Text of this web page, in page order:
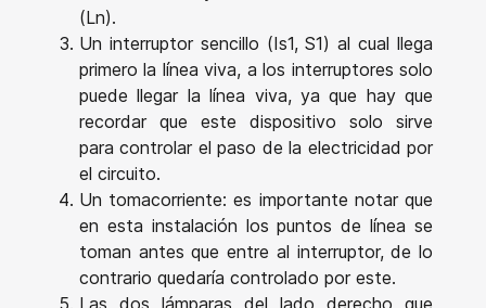
(Ln).
Un interruptor sencillo (Is1, S1) al cual llega
primero la línea viva, a los interruptores solo
puede llegar la línea viva, ya que hay que
recordar que este dispositivo solo sirve
para controlar el paso de la electricidad por
el circuito.
Un tomacorriente: es importante notar que
en esta instalación los puntos de línea se
toman antes que entre al interruptor, de lo
contrario quedaría controlado por este.
Las dos lámparas del lado derecho que